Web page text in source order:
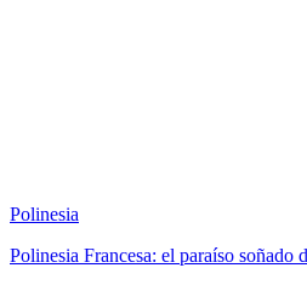
Polinesia
Polinesia Francesa: el paraíso soñado